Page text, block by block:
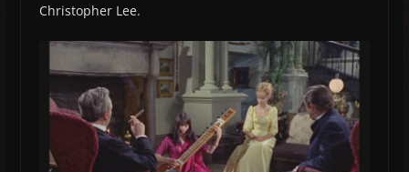
Christopher Lee.